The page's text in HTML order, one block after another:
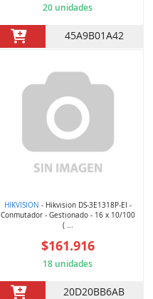
20 unidades
45A9B01A42
HIKVISION - Hikvision DS-3E1318P-EI -
Conmutador - Gestionado - 16 x 10/100
( ...
$161.916
18 unidades
20D20BB6AB